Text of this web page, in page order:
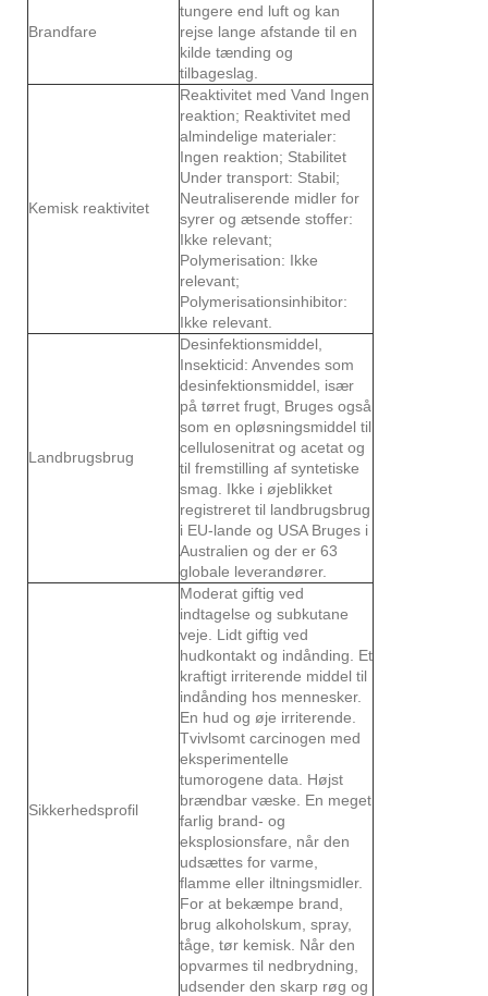
Brandfare
tungere end luft og kan
rejse lange afstande til en
kilde tænding og
tilbageslag.
Kemisk reaktivitet
Reaktivitet med Vand Ingen
reaktion; Reaktivitet med
almindelige materialer:
Ingen reaktion; Stabilitet
Under transport: Stabil;
Neutraliserende midler for
syrer og ætsende stoffer:
Ikke relevant;
Polymerisation: Ikke
relevant;
Polymerisationsinhibitor:
Ikke relevant.
Landbrugsbrug
Desinfektionsmiddel,
Insekticid: Anvendes som
desinfektionsmiddel, især
på tørret frugt, Bruges også
som en opløsningsmiddel til
cellulosenitrat og acetat og
til fremstilling af syntetiske
smag. Ikke i øjeblikket
registreret til landbrugsbrug
i EU-lande og USA Bruges i
Australien og der er 63
globale leverandører.
Sikkerhedsprofil
Moderat giftig ved
indtagelse og subkutane
veje. Lidt giftig ved
hudkontakt og indånding. Et
kraftigt irriterende middel til
indånding hos mennesker.
En hud og øje irriterende.
Tvivlsomt carcinogen med
eksperimentelle
tumorogene data. Højst
brændbar væske. En meget
farlig brand- og
eksplosionsfare, når den
udsættes for varme,
flamme eller iltningsmidler.
For at bekæmpe brand,
brug alkoholskum, spray,
tåge, tør kemisk. Når den
opvarmes til nedbrydning,
udsender den skarp røg og